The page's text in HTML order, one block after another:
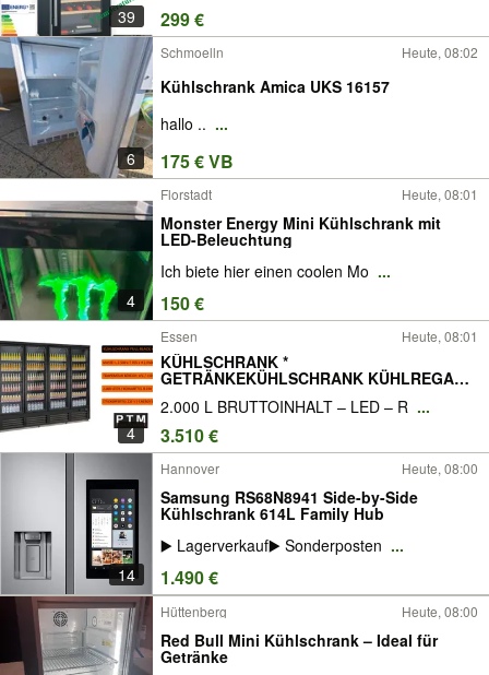
39 299 €
6
Schmoelln Heute, 08:02
Kühlschrank Amica UKS 16157
hallo .. ...
175 € VB
4
Florstadt Heute, 08:01
Monster Energy Mini Kühlschrank mit
LED-Beleuchtung
Ich biete hier einen coolen Mo ...
150 €
4
Essen Heute, 08:01
KÜHLSCHRANK *
GETRÄNKEKÜHLSCHRANK KÜHLREGAL *
2.000 L BRUTTOINHALT – LED – R ...
3.510 €
14
Hannover Heute, 08:00
Samsung RS68N8941 Side-by-Side
Kühlschrank 614L Family Hub
▶️ Lagerverkauf▶️ Sonderposten ...
1.490 €
Hüttenberg Heute, 08:00
Red Bull Mini Kühlschrank – Ideal für
Getränke